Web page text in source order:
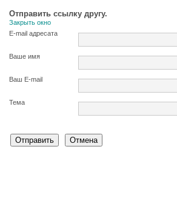
Отправить ссылку другу.
Закрыть окно
E-mail адресата
Ваше имя
Ваш E-mail
Тема
Отправить Отмена